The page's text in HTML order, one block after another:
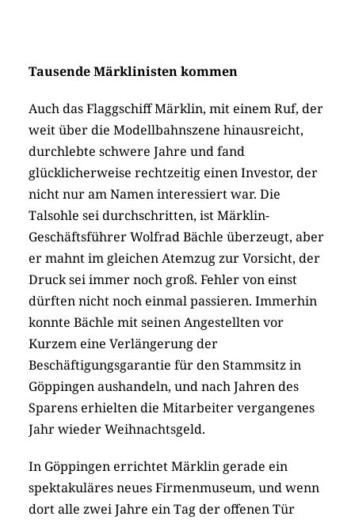
Tausende Märklinisten kommen
Auch das Flaggschiff Märklin, mit einem Ruf, der
weit über die Modellbahnszene hinausreicht,
durchlebte schwere Jahre und fand
glücklicherweise rechtzeitig einen Investor, der
nicht nur am Namen interessiert war. Die
Talsohle sei durchschritten, ist Märklin-
Geschäftsführer Wolfrad Bächle überzeugt, aber
er mahnt im gleichen Atemzug zur Vorsicht, der
Druck sei immer noch groß. Fehler von einst
dürften nicht noch einmal passieren. Immerhin
konnte Bächle mit seinen Angestellten vor
Kurzem eine Verlängerung der
Beschäftigungsgarantie für den Stammsitz in
Göppingen aushandeln, und nach Jahren des
Sparens erhielten die Mitarbeiter vergangenes
Jahr wieder Weihnachtsgeld.
In Göppingen errichtet Märklin gerade ein
spektakuläres neues Firmenmuseum, und wenn
dort alle zwei Jahre ein Tag der offenen Tür